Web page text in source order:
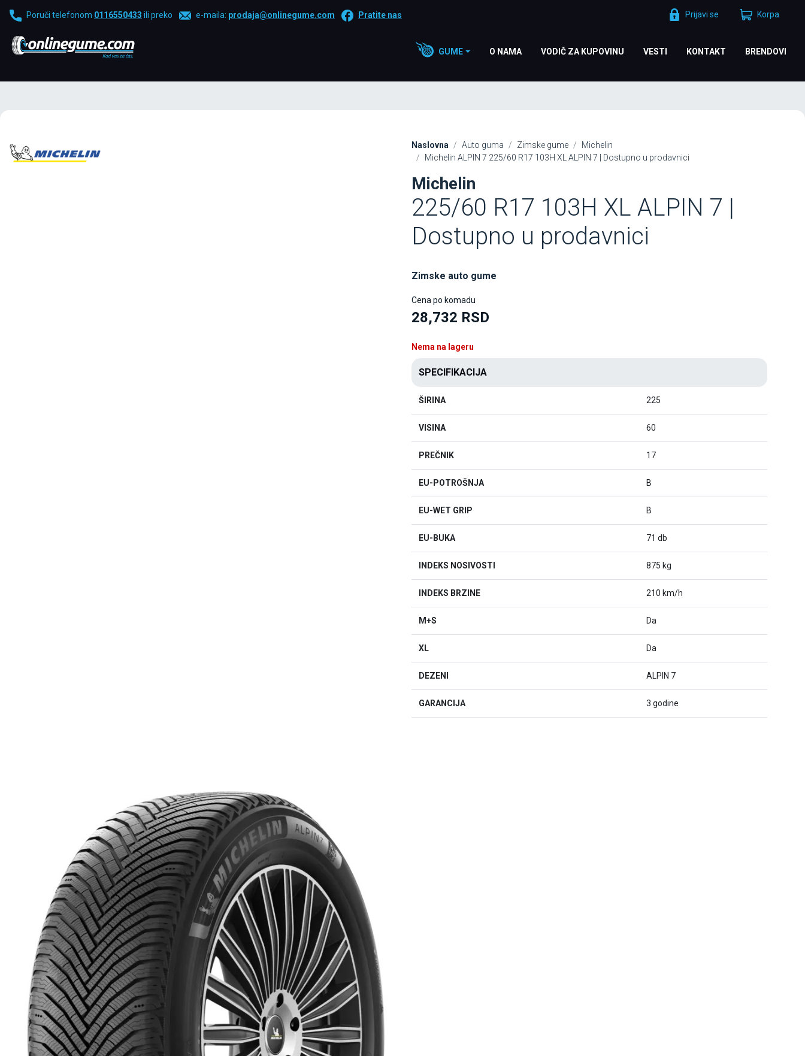
Poruči telefonom 0116550433 ili preko e-maila: prodaja@onlinegume.com Pratite nas Prijavi se Korpa
GUME O NAMA VODIČ ZA KUPOVINU VESTI KONTAKT BRENDOVI
Naslovna Auto guma Zimske gume
Michelin
Michelin ALPIN 7 225/60 R17 103H XL ALPIN 7 | Dostupno u prodavnici
Michelin
225/60 R17 103H XL ALPIN 7 |
Dostupno u prodavnici
Zimske auto gume
Cena po komadu
28,732 RSD
Nema na lageru
SPECIFIKACIJA
ŠIRINA 225
VISINA 60
PREČNIK 17
EU-POTROŠNJA B
EU-WET GRIP B
EU-BUKA 71 db
INDEKS NOSIVOSTI 875 kg
INDEKS BRZINE 210 km/h
M+S Da
XL Da
DEZENI ALPIN 7
GARANCIJA 3 godine